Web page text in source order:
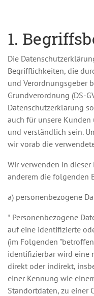
1.
Die
Begrifflichkeiten, die
und Verordnungsgeber
Grundverordnung (DS-
Datenschutzerklärung
auch für unsere
und verständlich sein.
wir vorab die
Wir verwenden in
anderem die folgenden
a) personenbezogene
* Personenbezogene
auf eine identifizierte
(im Folgenden
identifizierbar wird eine
direkt oder indirekt,
einer Kennung wie
Standortdaten, zu einer